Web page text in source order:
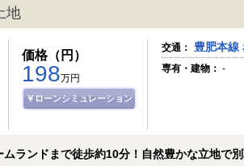
地
価格（円）
198万円
￥ローンシミュレーション
交通： 豊肥本線
専有・建物： -
ムランドまで徒歩約10分！自然豊かな立地で